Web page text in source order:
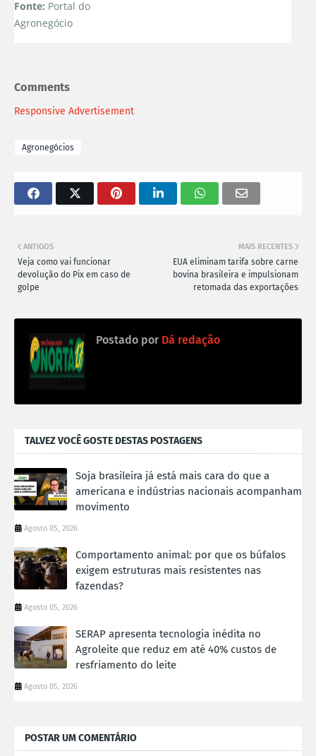
Fonte: Portal do
Agronegócio
Comments
Responsive Advertisement
Agronegócios
MAIS RECENTES
EUA eliminam tarifa sobre carne
bovina brasileira e impulsionam
retomada das exportações
ANTIGOS
Veja como vai funcionar
devolução do Pix em caso de
golpe
Postado por Dá redação
TALVEZ VOCÊ GOSTE DESTAS POSTAGENS
Soja brasileira já está mais cara do que a
americana e indústrias nacionais acompanham
movimento
Agosto 05, 2026
Comportamento animal: por que os búfalos
exigem estruturas mais resistentes nas
fazendas?
Agosto 05, 2026
SERAP apresenta tecnologia inédita no
Agroleite que reduz em até 40% custos de
resfriamento do leite
Agosto 05, 2026
POSTAR UM COMENTÁRIO